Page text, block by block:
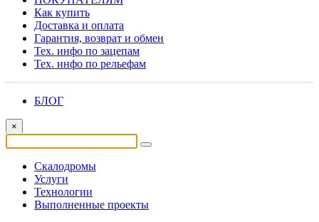
Как купить
Доставка и оплата
Гарантия, возврат и обмен
Тех. инфо по зацепам
Тех. инфо по рельефам
БЛОГ
×
Скалодромы
Услуги
Технологии
Выполненные проекты